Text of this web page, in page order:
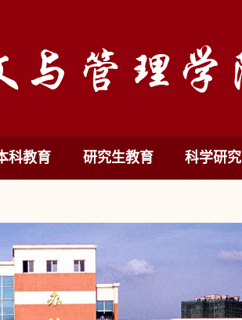
科教育 研究生教育 科学研究